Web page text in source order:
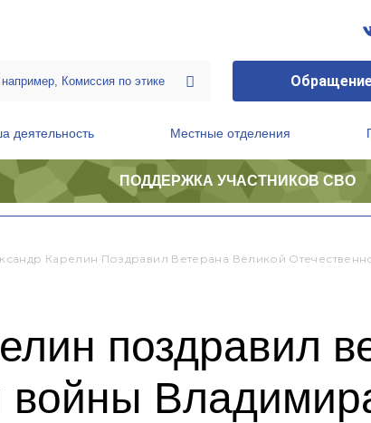
деятельность Местные отделения
ПОДДЕРЖКА УЧАСТНИКОВ СВО
Карелин Поздравил Ветерана Великой
поздравил
войны